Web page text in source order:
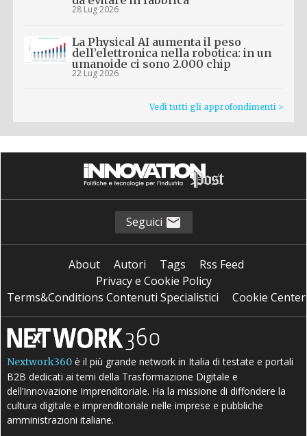
28 Lug 2026
La Physical AI aumenta il peso
dell’elettronica nella robotica: in un
umanoide ci sono 2.000 chip
22 Lug 2026
Vedi tutti gli approfondimenti >
Seguici
About Autori Tags
Rss Feed
Privacy e Cookie Policy
Terms&Conditions Contenuti Specialistici
Cookie Center
Nextwork360 è il più grande network in Italia di testate e portali
B2B dedicati ai temi della Trasformazione Digitale e
dell’Innovazione Imprenditoriale. Ha la missione di diffondere la
cultura digitale e imprenditoriale nelle imprese e pubbliche
amministrazioni italiane.